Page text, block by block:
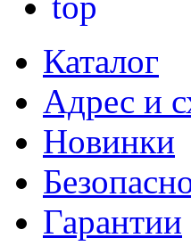
Каталог
Адрес и
Новинки
Гарантии